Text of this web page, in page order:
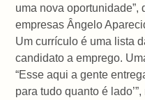
uma nova
empresas Ângelo
Um currículo é uma lista
candidato a emprego.
“Esse aqui a gente
para tudo quanto é